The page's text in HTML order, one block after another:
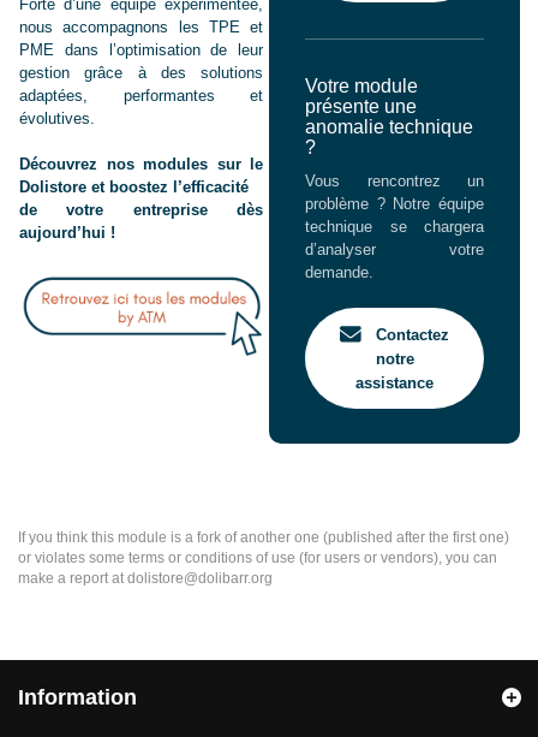
Forte d’une équipe expérimentée,
nous accompagnons les TPE et
PME dans l’optimisation de leur
gestion grâce à des solutions
adaptées, performantes et
évolutives.
Découvrez nos modules sur le
Dolistore et boostez l’efficacité
de votre entreprise dès
aujourd’hui !
Votre module
présente une
anomalie technique
?
Vous rencontrez un
problème ? Notre équipe
technique se chargera
d’analyser votre
demande.
Contactez
notre
assistance
If you think this module is a fork of another one (published after the first one)
or violates some terms or conditions of use (for users or vendors), you can
make a report at dolistore@dolibarr.org
Information